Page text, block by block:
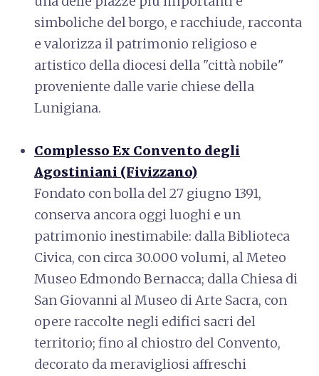
simboliche del borgo, e racchiude, racconta
e valorizza il patrimonio religioso e
artistico della diocesi della "città nobile"
proveniente dalle varie chiese della
Lunigiana.
Complesso Ex Convento degli
Agostiniani (Fivizzano)
Fondato con bolla del 27 giugno 1391,
conserva ancora oggi luoghi e un
patrimonio inestimabile: dalla Biblioteca
Civica, con circa 30.000 volumi, al Meteo
Museo Edmondo Bernacca; dalla Chiesa di
San Giovanni al Museo di Arte Sacra, con
opere raccolte negli edifici sacri del
territorio; fino al chiostro del Convento,
decorato da meravigliosi affreschi